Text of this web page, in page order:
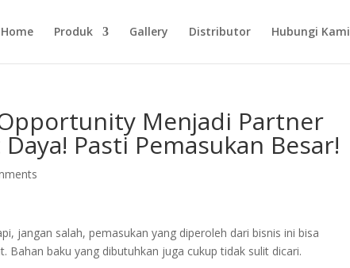
Home Produk Gallery Distributor Hubungi Kami
Menjadi Partner
Pasti Pemasukan Besar!
jangan salah, pemasukan yang diperoleh dari bisnis ini bisa
baku yang dibutuhkan juga cukup tidak sulit dicari.